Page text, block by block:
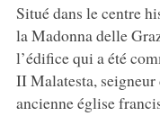
Situé dans le centre
la Madonna delle
l’édifice qui a été
II Malatesta, seigneur
ancienne église